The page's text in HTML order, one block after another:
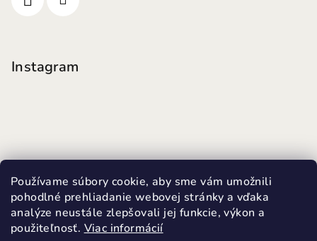
Používame súbory cookie, aby sme vám umožnili
pohodlné prehliadanie webovej stránky a vďaka
analýze neustále zlepšovali jej funkcie, výkon a
použiteľnosť. Viac informácií
Instagram